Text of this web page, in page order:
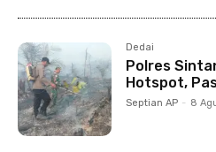
Dedai
Polres
Hotspot,
Septian AP - 8